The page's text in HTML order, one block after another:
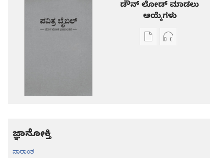
ಡೌನ್ ಲೋಡ್ ಮಾಡಲು
ಆಯ್ಕೆಗಳು
ಪ್ರಕಾಶನಆಡಿಯೋ
ಜ್ಞಾನೋಕ್ತಿ
ಸಾರಾಂಶ